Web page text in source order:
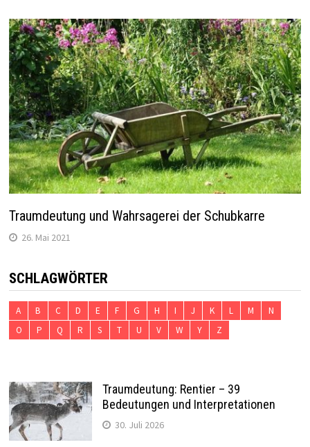
Traumdeutung und Wahrsagerei der Schubkarre
26. Mai 2021
SCHLAGWÖRTER
A B C D E F G H I J K L M
N
O
P Q R S T U V W Y Z
Traumdeutung: Rentier – 39
Bedeutungen und Interpretationen
30. Juli 2026